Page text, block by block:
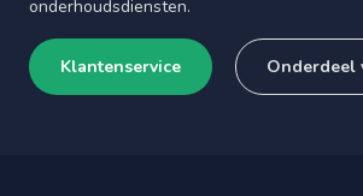
onderhoudsdiensten.
Klantenservice Onderdeel